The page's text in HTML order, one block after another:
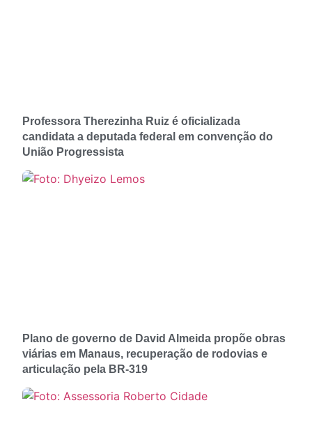
Professora Therezinha Ruiz é oficializada
candidata a deputada federal em convenção do
União Progressista
Plano de governo de David Almeida propõe obras
viárias em Manaus, recuperação de rodovias e
articulação pela BR-319